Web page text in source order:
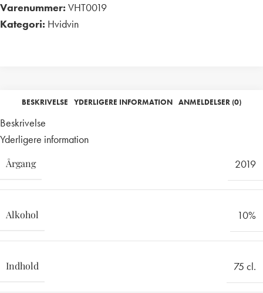
Varenummer: VHT0019
Kategori: Hvidvin
BESKRIVELSE YDERLIGERE INFORMATION ANMELDELSER (0)
Beskrivelse
Yderligere information
Årgang 2019
Alkohol 10%
Indhold 75 cl.